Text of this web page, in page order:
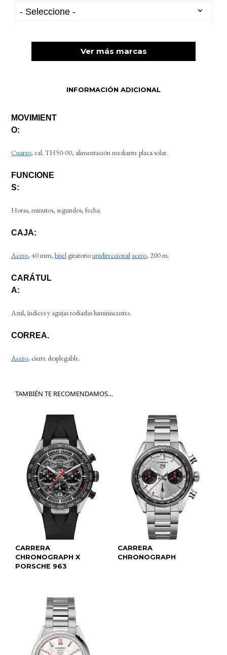
Ver más marcas
INFORMACIÓN ADICIONAL
MOVIMIENT
O:
Cuarzo, cal. TH50-00, alimentación mediante placa solar.
FUNCIONE
S:
Horas, minutos, segundos, fecha.
CAJA:
Acero, 40 mm, bisel giratoriounidireccional acero, 200 m.
CARÁTUL
A:
Azul, índices y agujas rodiadas luminiscentes.
CORREA.
Acero, cierre desplegable.
TAMBIÉN TE RECOMENDAMOS…
CARRERA
CHRONOGRAPH X
PORSCHE 963
CARRERA
CHRONOGRAPH